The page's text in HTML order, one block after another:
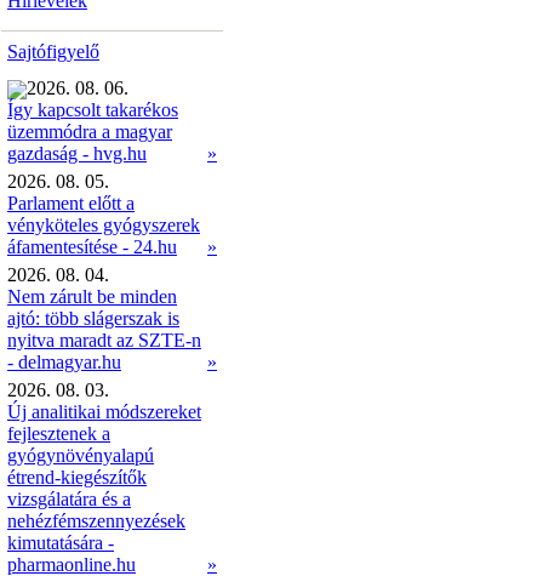
Sajtófigyelő
2026. 08. 06.
Így kapcsolt takarékos
üzemmódra a magyar
gazdaság - hvg.hu
»
2026. 08. 05.
Parlament előtt a
vényköteles gyógyszerek
áfamentesítése - 24.hu
»
2026. 08. 04.
Nem zárult be minden
ajtó: több slágerszak is
nyitva maradt az SZTE-n
- delmagyar.hu
»
2026. 08. 03.
Új analitikai módszereket
fejlesztenek a
gyógynövényalapú
étrend-kiegészítők
vizsgálatára és a
nehézfémszennyezések
kimutatására -
pharmaonline.hu
»